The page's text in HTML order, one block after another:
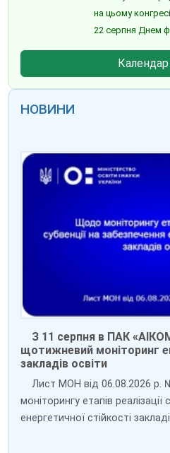
на цьому
22 серпня Днем
Календар
НОВИНИ
З 11 серпня в ПАК
щотижневий моніторинг
закладів освіти
Лист МОН від 06.08.2026
моніторингу етапів
енергетичної стійкості